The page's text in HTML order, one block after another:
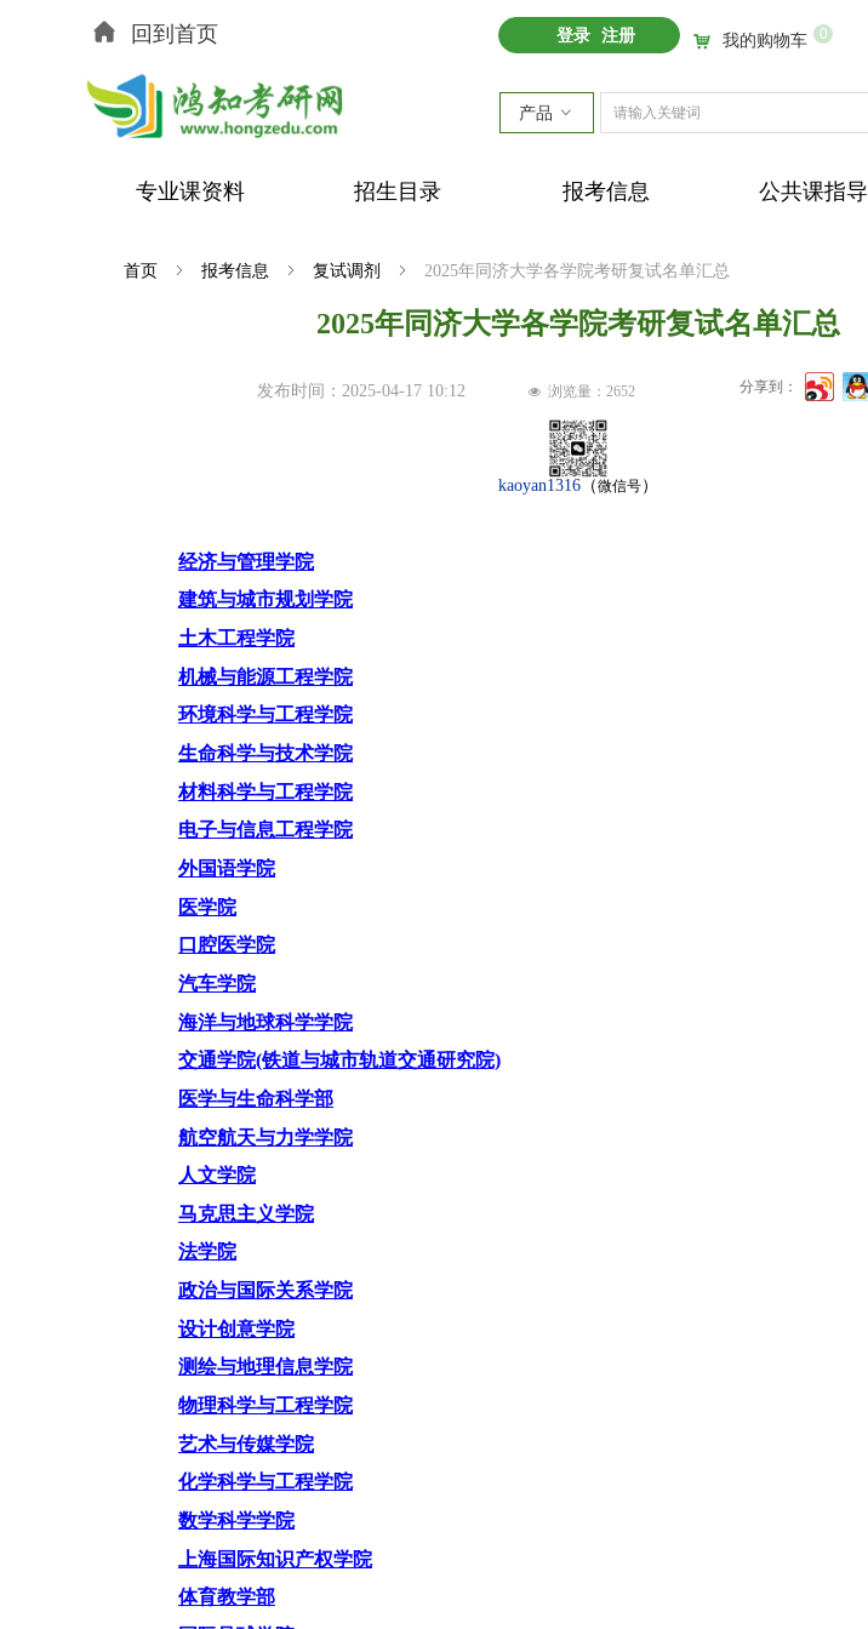
登录 注册
产品 ꀁ
回到首页
专业课资料 招生目录 报考信息 公共课指导
낙 我的购物车 0
2025年同济大学各学院考研复试名单汇总
经济与管理学院
建筑与城市规划学院
土木工程学院
机械与能源工程学院
环境科学与工程学院
生命科学与技术学院
材料科学与工程学院
电子与信息工程学院
外国语学院
医学院
口腔医学院
汽车学院
海洋与地球科学学院
交通学院(铁道与城市轨道交通研究院)
医学与生命科学部
航空航天与力学学院
人文学院
马克思主义学院
法学院
政治与国际关系学院
设计创意学院
测绘与地理信息学院
物理科学与工程学院
艺术与传媒学院
化学科学与工程学院
数学科学学院
上海国际知识产权学院
体育教学部
首页 ꁇ 报考信息 ꁇ 复试调剂 ꁇ 2025年同济大学各学院考研复试名单汇总
发布时间： 2025-04-17 10:12 分享到：
넶 浏览量： 2652
kaoyan1316 （微信号）